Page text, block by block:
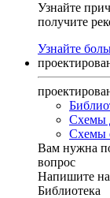
Узнайте
получите
Узнайте
Схемы
Схемы
Вам нужна
вопрос
Напишите
Библиотека